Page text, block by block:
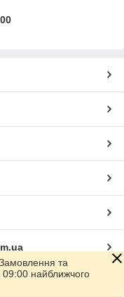
та
09:00 найближчого